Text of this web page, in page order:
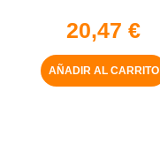
20,47 €
AÑADIR AL CARRITO